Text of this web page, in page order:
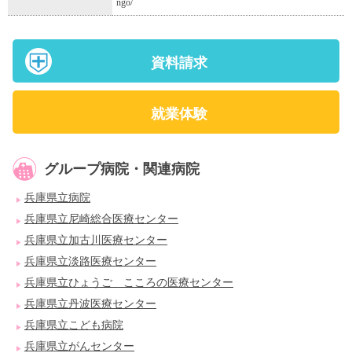
ngo/
資料請求
就業体験
グループ病院・関連病院
兵庫県立病院
兵庫県立尼崎総合医療センター
兵庫県立加古川医療センター
兵庫県立淡路医療センター
兵庫県立ひょうご こころの医療センター
兵庫県立丹波医療センター
兵庫県立こども病院
兵庫県立がんセンター